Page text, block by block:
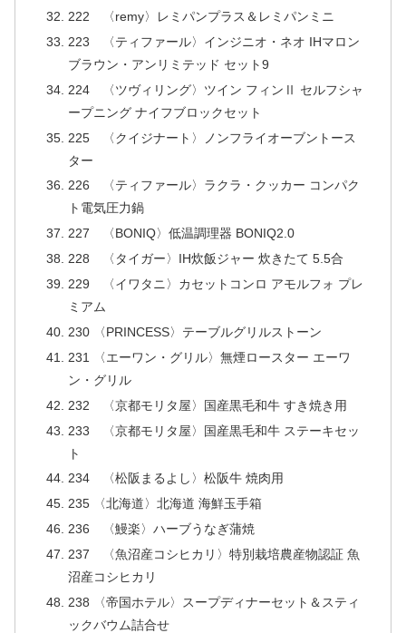
222 〈remy〉レミパンプラス＆レミパンミニ
223 〈ティファール〉インジニオ・ネオ IHマロン
ブラウン・アンリミテッド セット9
224 〈ツヴィリング〉ツイン フィンⅡ セルフシャ
ープニング ナイフブロックセット
225 〈クイジナート〉ノンフライオーブントース
ター
226 〈ティファール〉ラクラ・クッカー コンパク
ト電気圧力鍋
227 〈BONIQ〉低温調理器 BONIQ2.0
228 〈タイガー〉IH炊飯ジャー 炊きたて 5.5合
229 〈イワタニ〉カセットコンロ アモルフォ プレ
ミアム
230 〈PRINCESS〉テーブルグリルストーン
231 〈エーワン・グリル〉無煙ロースター エーワ
ン・グリル
232 〈京都モリタ屋〉国産黒毛和牛 すき焼き用
233 〈京都モリタ屋〉国産黒毛和牛 ステーキセッ
ト
234 〈松阪まるよし〉松阪牛 焼肉用
235 〈北海道〉北海道 海鮮玉手箱
236 〈鰻楽〉ハーブうなぎ蒲焼
237 〈魚沼産コシヒカリ〉特別栽培農産物認証 魚
沼産コシヒカリ
238 〈帝国ホテル〉スープディナーセット＆スティ
ックバウム詰合せ